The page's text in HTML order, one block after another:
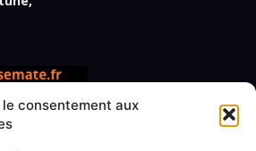
le consentement aux